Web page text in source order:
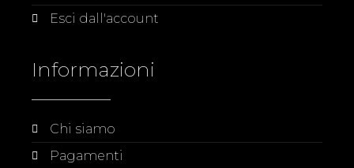
Esci dall'account
Informazioni
Chi siamo
Pagamenti